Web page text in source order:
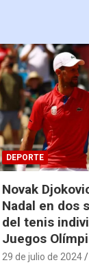
DEPORTE
Novak
Nadal en dos
del tenis
Juegos
29 de julio de 2024